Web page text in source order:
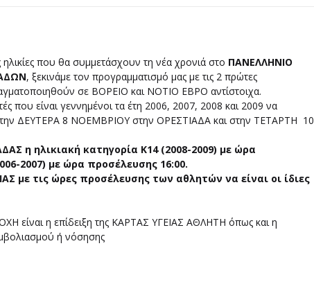
που θα συμμετάσχουν τη νέα χρονιά στο ΠΑΝΕΛΛΗΝΙΟ
, ξεκινάμε τον προγραμματισμό μας με τις 2 πρώτες
σε ΒΟΡΕΙΟ και ΝΟΤΙΟ ΕΒΡΟ αντίστοιχα.
είναι γεννημένοι τα έτη 2006, 2007, 2008 και 2009 να
την ΔΕΥΤΕΡΑ 8 ΝΟΕΜΒΡΙΟΥ στην ΟΡΕΣΤΙΑΔΑ και στην ΤΕΤΑΡΤΗ 10
η ηλικιακή κατηγορία Κ14 (2008-2009) με ώρα
2007) με ώρα προσέλευσης 16:00.
με τις ώρες προσέλευσης των αθλητών να είναι οι ίδιες
η επίδειξη της ΚΑΡΤΑΣ ΥΓΕΙΑΣ ΑΘΛΗΤΗ όπως και η
ή νόσησης